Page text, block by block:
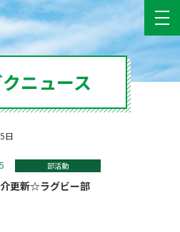
ニュース
日
部活動
更新☆ラグビー部